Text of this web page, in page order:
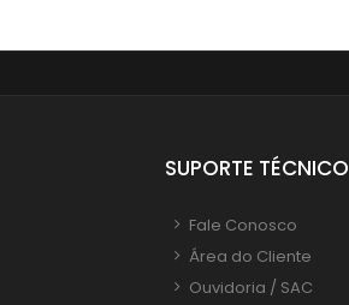
SUPORTE TÉCNICO
Fale Conosco
Área do Cliente
Ouvidoria / SAC